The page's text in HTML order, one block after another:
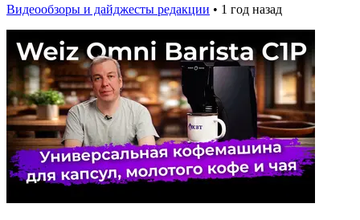
Видеообзоры и дайджесты редакции • 1 год назад